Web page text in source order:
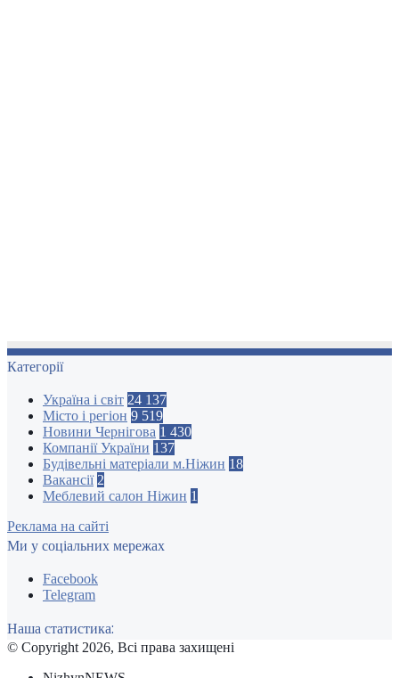
Категорії
Україна і світ 24 137
Місто і регіон 9 519
Новини Чернігова 1 430
Компанії України 137
Будівельні матеріали м.Ніжин 18
Вакансії 2
Меблевий салон Ніжин 1
Реклама на сайті
Ми у соціальних мережах
Facebook
Telegram
Наша статистика:
© Copyright 2026, Всі права захищені